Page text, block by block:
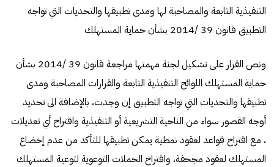
التنفيذية التابعة والمصاحبة لها ومدى تطبيقها والتحديات التي تواجه
التطبيق قانون 39 /2014 بشأن حماية المستهلك
ونص القرار على تشكيل لجنة مهمتها مراجعة قانون 39 /2014 بشأن
حماية المستهلك اللوائح التنفيذية التابعة والقرارات المصاحبة ومدى
تطبيقها والتحديات التي تواجه التطبيق إن وجدت، بالإضافة الى تحديد
أوجه القصور سواء من الناحية التشريعية أو التنفيذية واقتراح أي تعديلات
، مع اقتراح قواعد لعقود نمطية يمكن تطبيقها للتأكد من عدم إخضاع
المستهلك لعقود مجحفة، واقتراح الحملات التوعوية لتوعية المستهلك